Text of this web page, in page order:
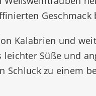
Geschmack
Kalabrien und
Süße und
Schluck zu einem